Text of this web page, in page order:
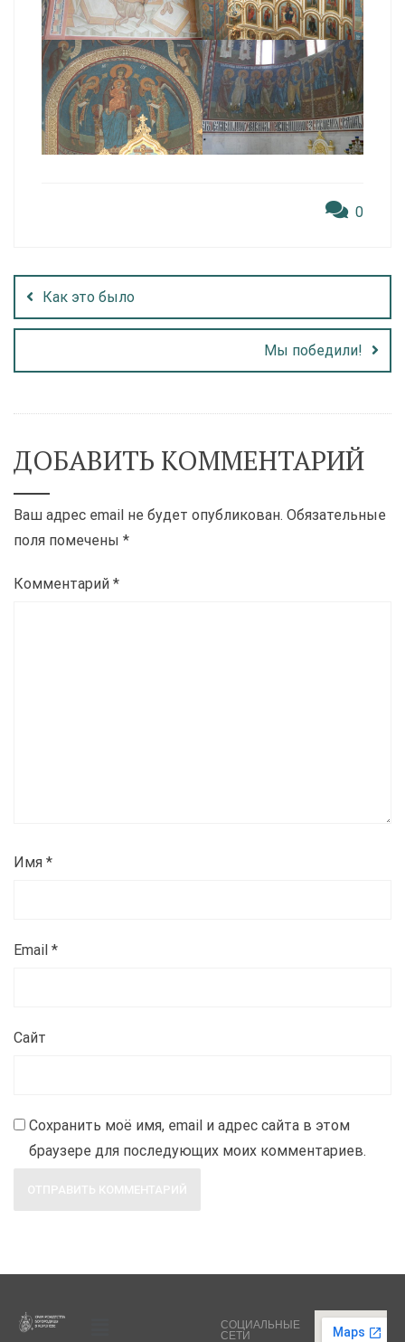
0
Как это было
Мы победили!
ДОБАВИТЬ КОММЕНТАРИЙ
Ваш адрес email не будет опубликован. Обязательные
поля помечены *
Комментарий *
Имя *
Email *
Сайт
Сохранить моё имя, email и адрес сайта в этом
браузере для последующих моих комментариев.
СОЦИАЛЬНЫЕ
СЕТИ